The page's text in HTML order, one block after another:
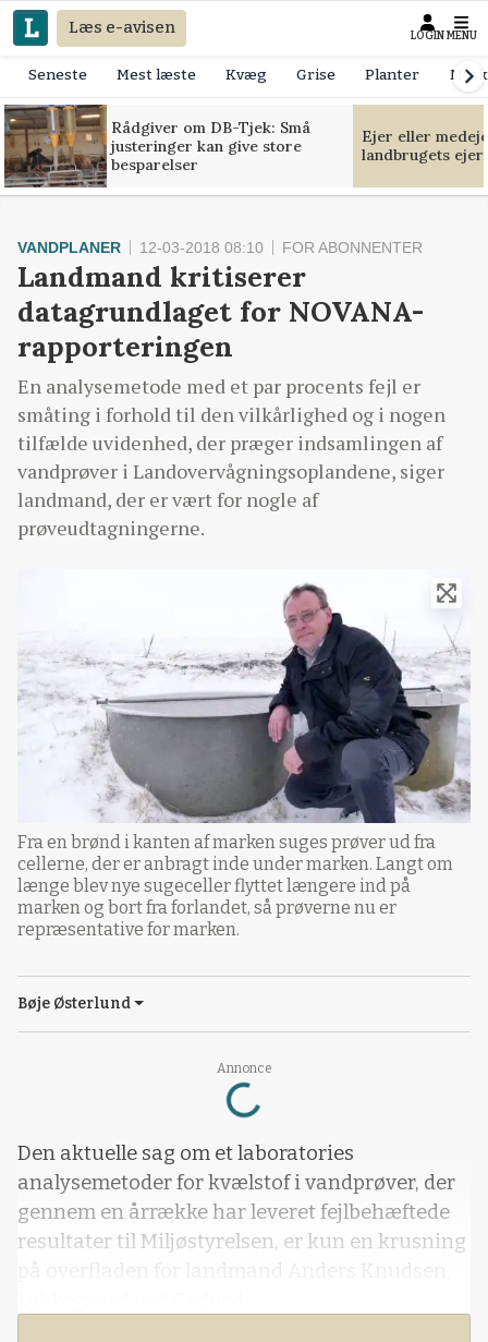
Læs e-avisen LOGIN MENU
Seneste Mest læste Kvæg Grise Planter
Rådgiver om DB-Tjek: Små
justeringer kan give store
besparelser
Ejer eller
landbrugets
Annonce
Loading...
VANDPLANER 12-03-2018 08:10 FOR ABONNENTER
Landmand kritiserer
datagrundlaget for NOVANA-
rapporteringen
En analysemetode med et par procents fejl er
småting i forhold til den vilkårlighed og i nogen
tilfælde uvidenhed, der præger indsamlingen af
vandprøver i Landovervågningsoplandene, siger
landmand, der er vært for nogle af
prøveudtagningerne.
Fra en brønd i kanten af marken suges prøver ud fra
cellerne, der er anbragt inde under marken. Langt om
længe blev nye sugeceller flyttet længere ind på
marken og bort fra forlandet, så prøverne nu er
repræsentative for marken.
Bøje Østerlund
Den aktuelle sag om et laboratories
analysemetoder for kvælstof i vandprøver, der
gennem en årrække har leveret fejlbehæftede
resultater til Miljøstyrelsen, er kun en krusning
på overfladen for landmand Anders Knudsen,